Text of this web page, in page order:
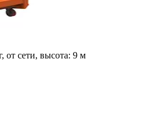
от сети, высота: 9 м